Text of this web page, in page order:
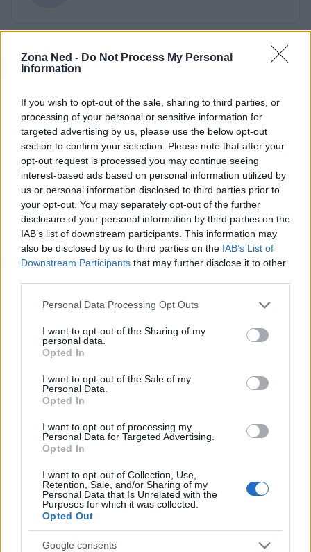
Zona Ned - Do Not Process My Personal
Information
If you wish to opt-out of the sale, sharing to third parties, or
processing of your personal or sensitive information for
targeted advertising by us, please use the below opt-out
section to confirm your selection. Please note that after your
opt-out request is processed you may continue seeing
interest-based ads based on personal information utilized by
us or personal information disclosed to third parties prior to
your opt-out. You may separately opt-out of the further
disclosure of your personal information by third parties on the
IAB’s list of downstream participants. This information may
also be disclosed by us to third parties on the IAB’s List of
Downstream Participants that may further disclose it to other
Please note that this website/app uses one or more Google
not limited to your visit or usage behaviour. You may click to
grant or deny consent to Google and its third-party tags to
use your data for below specified purposes in below Google
consent section.
Personal Data Processing Opt Outs
I want to opt-out of the Sharing of my
personal data.
Opted In
I want to opt-out of the Sale of my
Personal Data.
Opted In
I want to opt-out of processing my
Personal Data for Targeted Advertising.
Opted In
I want to opt-out of Collection, Use,
Retention, Sale, and/or Sharing of my
Personal Data that Is Unrelated with the
Purposes for which it was collected.
Opted Out
Google consents
Continua a leggere
NERD NEWS